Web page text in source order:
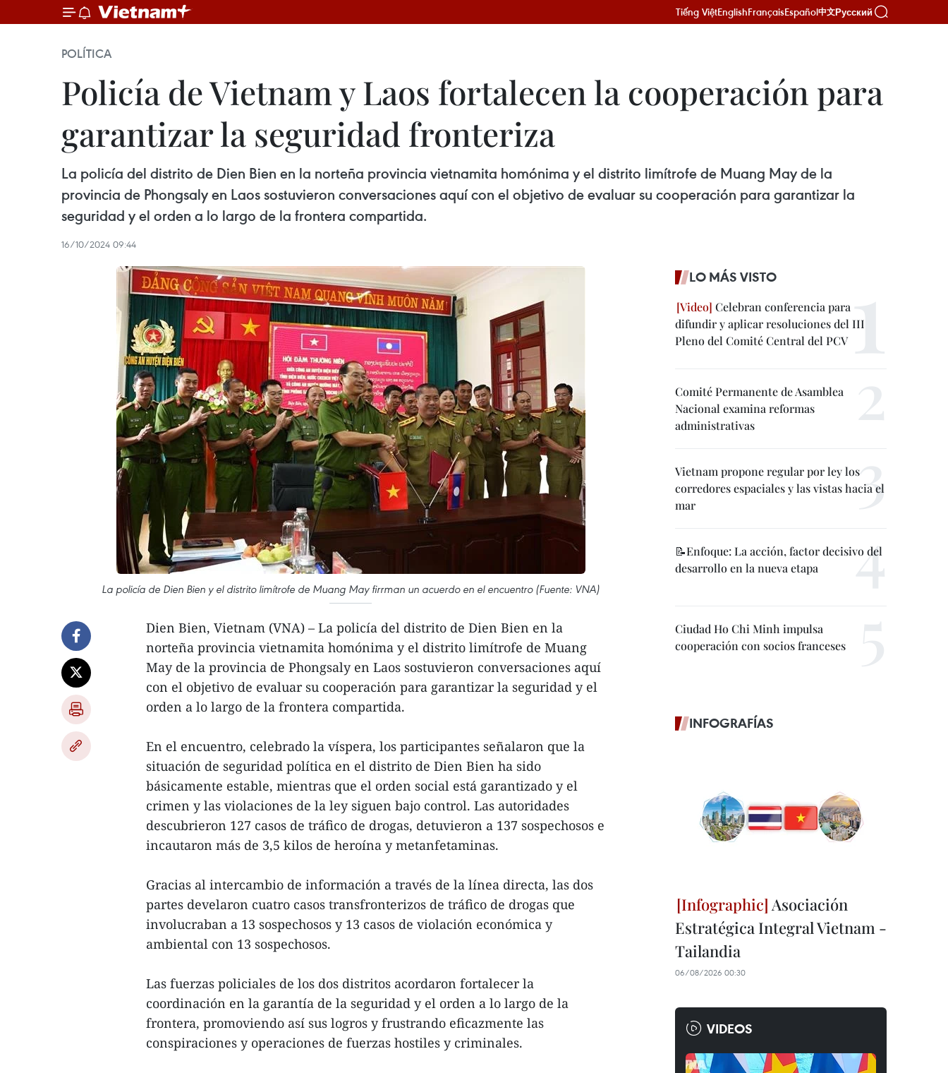
Tiếng ViệtEnglishFrançaisEspañol中文Русский
POLÍTICA
Policía de Vietnam y Laos fortalecen la cooperación para
garantizar la seguridad fronteriza
La policía del distrito de Dien Bien en la norteña provincia vietnamita homónima y el distrito limítrofe de Muang May de la
provincia de Phongsaly en Laos sostuvieron conversaciones aquí con el objetivo de evaluar su cooperación para garantizar la
seguridad y el orden a lo largo de la frontera compartida.
16/10/2024 09:44
La policía de Dien Bien y el distrito limítrofe de Muang May firrman un acuerdo en el encuentro (Fuente: VNA)
Dien Bien, Vietnam (VNA) – La policía del distrito de Dien Bien en la
norteña provincia vietnamita homónima y el distrito limítrofe de Muang
May de la provincia de Phongsaly en Laos sostuvieron conversaciones aquí
con el objetivo de evaluar su cooperación para garantizar la seguridad y el
orden a lo largo de la frontera compartida.
En el encuentro, celebrado la víspera, los participantes señalaron que la
situación de seguridad política en el distrito de Dien Bien ha sido
básicamente estable, mientras que el orden social está garantizado y el
crimen y las violaciones de la ley siguen bajo control. Las autoridades
descubrieron 127 casos de tráfico de drogas, detuvieron a 137 sospechosos e
incautaron más de 3,5 kilos de heroína y metanfetaminas.
Gracias al intercambio de información a través de la línea directa, las dos
partes develaron cuatro casos transfronterizos de tráfico de drogas que
involucraban a 13 sospechosos y 13 casos de violación económica y
ambiental con 13 sospechosos.
Las fuerzas policiales de los dos distritos acordaron fortalecer la
coordinación en la garantía de la seguridad y el orden a lo largo de la
frontera, promoviendo así sus logros y frustrando eficazmente las
conspiraciones y operaciones de fuerzas hostiles y criminales.
LO MÁS VISTO
Celebran conferencia para
difundir y aplicar resoluciones del III
Pleno del Comité Central del PCV
Comité Permanente de Asamblea
Nacional examina reformas
administrativas
Vietnam propone regular por ley los
corredores espaciales y las vistas hacia el
mar
📝Enfoque: La acción, factor decisivo del
desarrollo en la nueva etapa
Ciudad Ho Chi Minh impulsa
cooperación con socios franceses
INFOGRAFÍAS
Asociación
Estratégica Integral Vietnam -
Tailandia
06/08/2026 00:30
VIDEOS